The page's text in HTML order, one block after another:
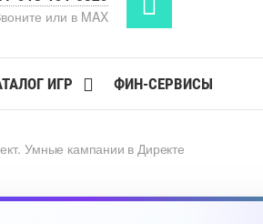
или в MAX
ИГР ФИН-СЕРВИСЫ
Умные кампании в Директе